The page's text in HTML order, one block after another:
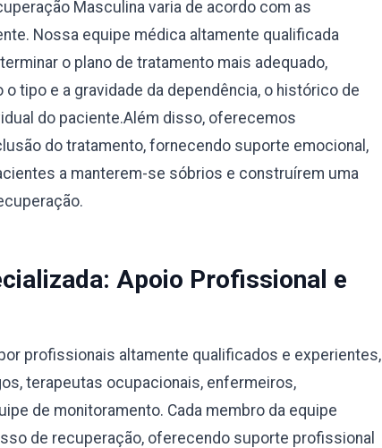
Masculina varia de acordo com as
Nossa equipe médica altamente qualificada
o plano de tratamento mais adequado,
tipo e a gravidade da dependência, o histórico de
do paciente.Além disso, oferecemos
do tratamento, fornecendo suporte emocional,
a manterem-se sóbrios e construírem uma
Apoio Profissional e
profissionais altamente qualificados e experientes,
terapeutas ocupacionais, enfermeiros,
de monitoramento. Cada membro da equipe
de recuperação, oferecendo suporte profissional